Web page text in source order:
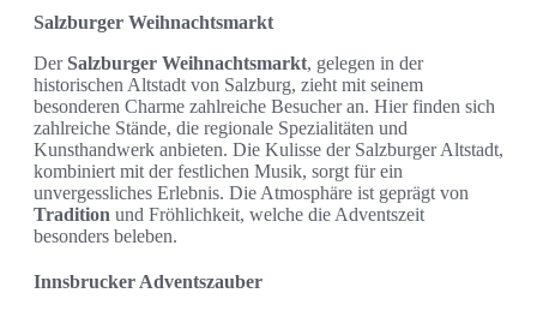
Salzburger Weihnachtsmarkt
DerSalzburger Weihnachtsmarkt, gelegen in der
historischen Altstadt von Salzburg, zieht mit seinem
besonderen Charme zahlreiche Besucher an. Hier finden sich
zahlreiche Stände, die regionale Spezialitäten und
Kunsthandwerk anbieten. Die Kulisse der Salzburger Altstadt,
kombiniert mit der festlichen Musik, sorgt für ein
unvergessliches Erlebnis. Die Atmosphäre ist geprägt von
Tradition und Fröhlichkeit, welche die Adventszeit
besonders beleben.
Innsbrucker Adventszauber